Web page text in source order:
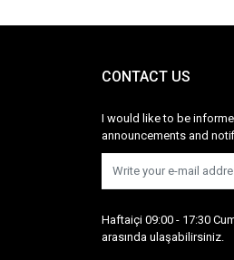
CONTACT US
I would like to be
announcements and
Haftaiçi 09:00 - 17:30
arasında ulaşabilirsiniz.